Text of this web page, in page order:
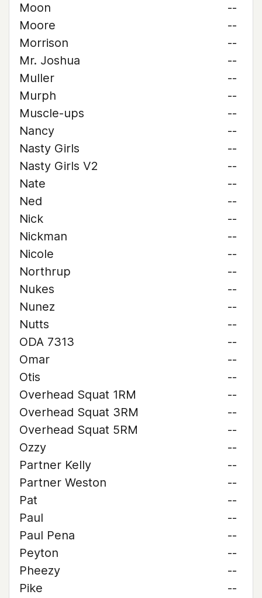
Moon
--
Moore
--
Morrison
--
Mr. Joshua
--
Muller
--
Murph
--
Muscle-ups
--
Nancy
--
Nasty Girls
--
Nasty Girls V2
--
Nate
--
Ned
--
Nick
--
Nickman
--
Nicole
--
Northrup
--
Nukes
--
Nunez
--
Nutts
--
ODA 7313
--
Omar
--
Otis
--
Overhead Squat 1RM
--
Overhead Squat 3RM
--
Overhead Squat 5RM
--
Ozzy
--
Partner Kelly
--
Partner Weston
--
Pat
--
Paul
--
Paul Pena
--
Peyton
--
Pheezy
--
Pike
--